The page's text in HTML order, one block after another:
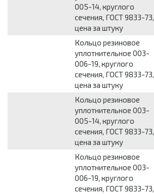
005-14, круглого
сечения, ГОСТ 9833-73,
цена за штуку
Кольцо резиновое
уплотнительное 003-
006-19, круглого
сечения, ГОСТ 9833-73,
цена за штуку
Кольцо резиновое
уплотнительное 003-
005-14, круглого
сечения, ГОСТ 9833-73,
цена за штуку
Кольцо резиновое
уплотнительное 003-
006-19, круглого
сечения, ГОСТ 9833-73,